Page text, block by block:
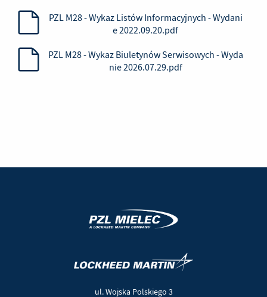
PZL M28 - Wykaz Listów Informacyjnych - Wydani
e 2022.09.20.pdf
PZL M28 - Wykaz Biuletynów Serwisowych - Wyda
nie 2026.07.29.pdf
ul. Wojska Polskiego 3